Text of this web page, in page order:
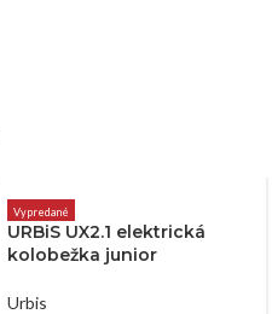
Vypredané
URBiS UX2.1 elektrická
kolobežka junior
Urbis